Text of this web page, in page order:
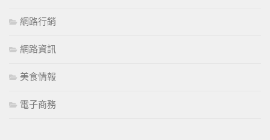
網路行銷
網路資訊
美食情報
電子商務